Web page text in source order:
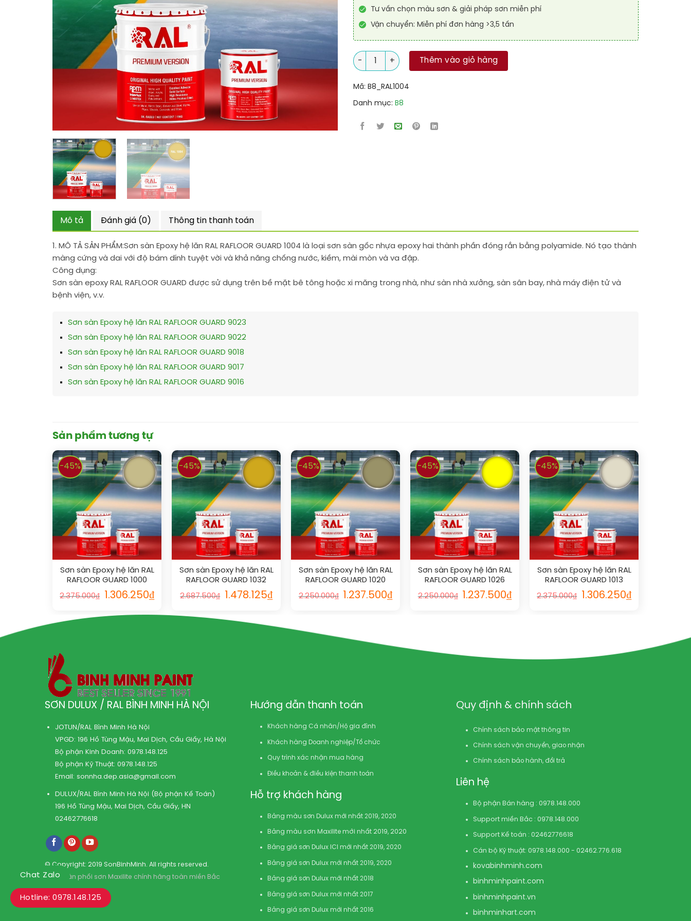
Tư vấn chọn màu sơn & giải pháp sơn miễn phí
Vận chuyển: Miễn phí đơn hàng >3,5 tấn
Sơn sàn Epoxy hệ lăn RAL RAFLOOR GUARD 1004 số lượng
Thêm vào giỏ hàng
Mã: B8_RAL1004
Danh mục: B8
Mô tả Đánh giá (0) Thông tin thanh toán
1. MÔ TẢ SẢN PHẨM:Sơn sàn Epoxy hệ lăn RAL RAFLOOR GUARD 1004 là loại sơn sàn gốc nhựa epoxy hai thành phần đóng rắn bằng polyamide. Nó tạo thành
màng cứng và dai với độ bám dính tuyệt vời và khả năng chống nước, kiềm, mài mòn và va đập.
Công dụng:
Sơn sàn epoxy RAL RAFLOOR GUARD được sử dụng trên bề mặt bê tông hoặc xi măng trong nhà, như sàn nhà xưởng, sàn sân bay, nhà máy điện tử và
bệnh viện, v.v.
Sơn sàn Epoxy hệ lăn RAL RAFLOOR GUARD 9023
Sơn sàn Epoxy hệ lăn RAL RAFLOOR GUARD 9022
Sơn sàn Epoxy hệ lăn RAL RAFLOOR GUARD 9018
Sơn sàn Epoxy hệ lăn RAL RAFLOOR GUARD 9017
Sơn sàn Epoxy hệ lăn RAL RAFLOOR GUARD 9016
Sản phẩm tương tự
-45%
Sơn sàn Epoxy hệ lăn RAL
RAFLOOR GUARD 1000
2.375.000₫ 1.306.250₫
-45%
Sơn sàn Epoxy hệ lăn RAL
RAFLOOR GUARD 1032
2.687.500₫ 1.478.125₫
-45%
Sơn sàn Epoxy hệ lăn RAL
RAFLOOR GUARD 1020
2.250.000₫ 1.237.500₫
-45%
Sơn sàn Epoxy hệ lăn RAL
RAFLOOR GUARD 1026
2.250.000₫ 1.237.500₫
-45%
Sơn sàn Epoxy hệ lăn RAL
RAFLOOR GUARD 1013
2.375.000₫ 1.306.250₫
SƠN DULUX / RAL BÌNH MINH HÀ NỘI
JOTUN/RAL Bình Minh Hà Nội
VPGD: 196 Hồ Tùng Mậu, Mai Dịch, Cầu Giấy, Hà Nội
Bộ phận Kinh Doanh:0978.148.125
Bộ phận Kỹ Thuật:0978.148.125
Email: sonnha.dep.asia@gmail.com
DULUX/RAL Bình Minh Hà Nội (Bộ phận Kế Toán)
196 Hồ Tùng Mậu, Mai Dịch, Cầu Giấy, HN
02462776618
© Copyright: 2019 SonBinhMinh. All rights reserved.
Kho phân phối sơn Maxilite chính hãng toàn miền Bắc
Hướng dẫn thanh toán
Khách hàng Cá nhân/Hộ gia đình
Khách hàng Doanh nghiệp/Tổ chức
Quy trình xác nhận mua hàng
Điều khoản & điều kiện thanh toán
Hỗ trợ khách hàng
Bảng màu sơn Dulux mới nhất 2019, 2020
Bảng màu sơn Maxilite mới nhất 2019, 2020
Bảng giá sơn Dulux ICI mới nhất 2019, 2020
Bảng giá sơn Dulux mới nhất 2019, 2020
Bảng giá sơn Dulux mới nhất 2018
Bảng giá sơn Dulux mới nhất 2017
Bảng giá sơn Dulux mới nhất 2016
Quy định & chính sách
Chính sách bảo mật thông tin
Chính sách vận chuyển, giao nhận
Chính sách bảo hành, đổi trả
Liên hệ
Bộ phận Bán hàng : 0978.148.000
Support miền Bắc : 0978.148.000
Support Kế toán : 02462776618
Cán bộ Kỹ thuật: 0978.148.000 - 02462.776.618
kovabinhminh.com
binhminhpaint.com
binhminhpaint.vn
binhminhart.com
Chat Zalo
Hotline: 0978.148.125